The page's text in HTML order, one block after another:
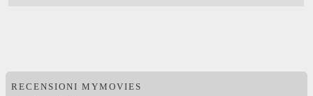
RECENSIONI MYMOVIES